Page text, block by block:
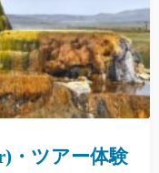
・ツアー体験